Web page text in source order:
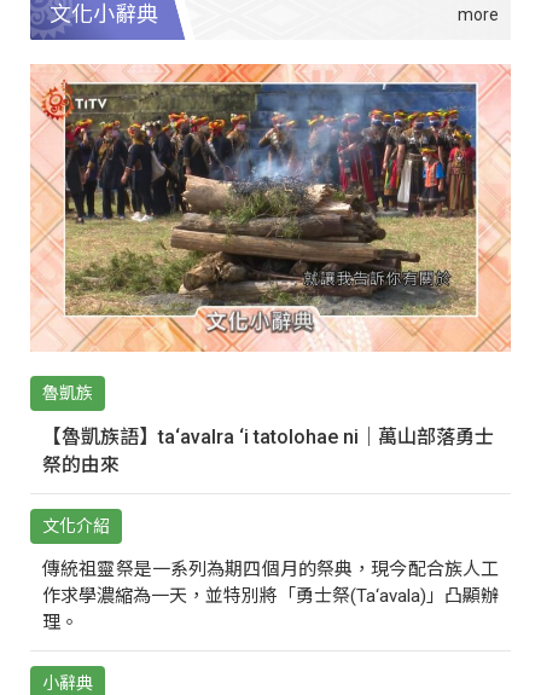
文化小辭典
魯凱族
【魯凱族語】ta‘avalra ‘i tatolohae ni｜萬山部落勇士
祭的由來
文化介紹
傳統祖靈祭是一系列為期四個月的祭典，現今配合族人工
作求學濃縮為一天，並特別將「勇士祭(Ta‘avala)」凸顯辦
理。
小辭典